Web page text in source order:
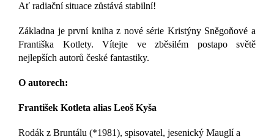
Ať radiační situace zůstává stabilní!
Základna je první kniha z nové série Kristýny Sněgoňové a
Františka Kotlety. Vítejte ve zběsilém postapo světě
nejlepších autorů české fantastiky.
O autorech:
František Kotleta alias Leoš Kyša
Rodák z Bruntálu (*1981), spisovatel, jesenický Mauglí a